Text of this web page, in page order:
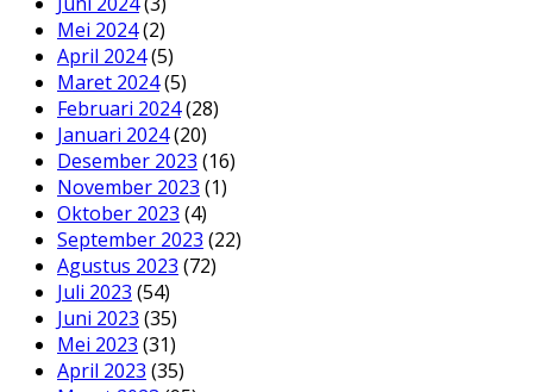
Mei 2024(2)
April 2024(5)
Maret 2024(5)
Februari 2024(28)
Januari 2024(20)
Desember 2023 (16)
November 2023 (1)
Oktober 2023 (4)
September 2023 (22)
Agustus 2023 (72)
Juli 2023 (54)
Juni 2023 (35)
Mei 2023 (31)
April 2023 (35)